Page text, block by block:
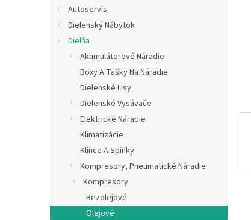
Autoservis
Dielenský Nábytok
Dielňa
Akumulátorové Náradie
Boxy A Tašky Na Náradie
Dielenské Lisy
Dielenské Vysávače
Elektrické Náradie
Klimatizácie
Klince A Spinky
Kompresory, Pneumatické Náradie
Kompresory
Bezolejové
Olejové